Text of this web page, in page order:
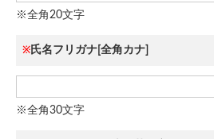
※全角20文字
※ 氏名フリガナ[全角カナ]
※全角30文字